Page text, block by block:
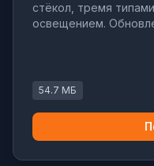
стёкол, тремя
освещением.
54.7 МБ